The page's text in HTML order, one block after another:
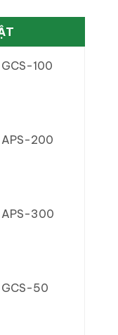
100
200
300
50